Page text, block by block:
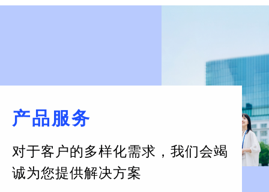
产品服务
对于客户的多样化需求， 我们会竭
诚为您提供解决方案